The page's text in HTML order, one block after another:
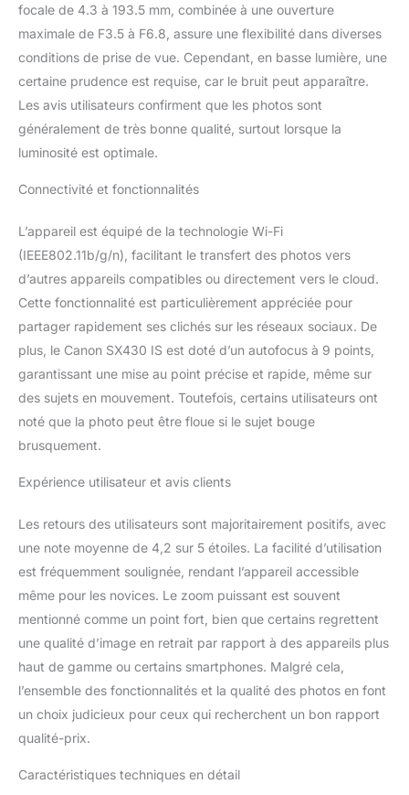
simplicité Appareil photo
bridge, Batterie et
chargeur
focale de 4.3 à 193.5 mm, combinée à une ouverture
maximale de F3.5 à F6.8, assure une flexibilité dans diverses
conditions de prise de vue. Cependant, en basse lumière, une
certaine prudence est requise, car le bruit peut apparaître.
Les avis utilisateurs confirment que les photos sont
généralement de très bonne qualité, surtout lorsque la
luminosité est optimale.
Connectivité et fonctionnalités
L’appareil est équipé de la technologie Wi-Fi
(IEEE802.11b/g/n), facilitant le transfert des photos vers
d’autres appareils compatibles ou directement vers le cloud.
Cette fonctionnalité est particulièrement appréciée pour
partager rapidement ses clichés sur les réseaux sociaux. De
plus, le Canon SX430 IS est doté d’un autofocus à 9 points,
garantissant une mise au point précise et rapide, même sur
des sujets en mouvement. Toutefois, certains utilisateurs ont
noté que la photo peut être floue si le sujet bouge
brusquement.
Expérience utilisateur et avis clients
Les retours des utilisateurs sont majoritairement positifs, avec
une note moyenne de 4,2 sur 5 étoiles. La facilité d’utilisation
est fréquemment soulignée, rendant l’appareil accessible
même pour les novices. Le zoom puissant est souvent
mentionné comme un point fort, bien que certains regrettent
une qualité d’image en retrait par rapport à des appareils plus
haut de gamme ou certains smartphones. Malgré cela,
l’ensemble des fonctionnalités et la qualité des photos en font
un choix judicieux pour ceux qui recherchent un bon rapport
qualité-prix.
Caractéristiques techniques en détail